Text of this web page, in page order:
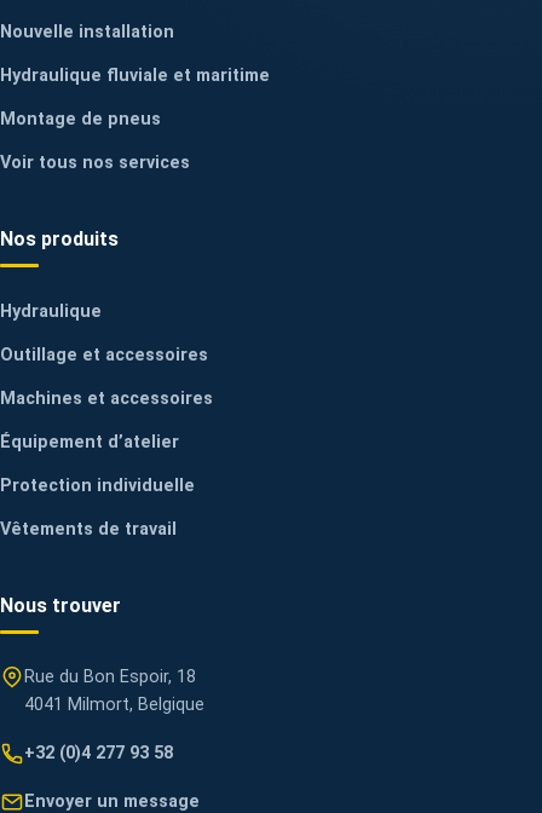
Nouvelle installation
Hydraulique fluviale et maritime
Montage de pneus
Voir tous nos services
Nos produits
Hydraulique
Outillage et accessoires
Machines et accessoires
Équipement d’atelier
Protection individuelle
Vêtements de travail
Nous trouver
Rue du Bon Espoir, 18
4041 Milmort, Belgique
+32 (0)4 277 93 58
Envoyer un message